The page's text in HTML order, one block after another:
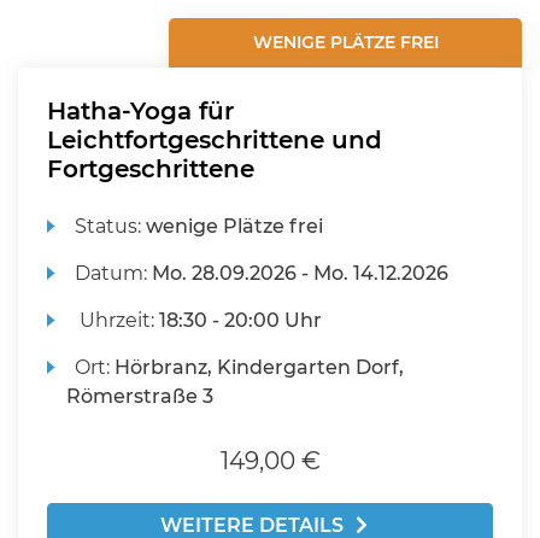
WENIGE PLÄTZE FREI
Hatha-Yoga für
Leichtfortgeschrittene und
Fortgeschrittene
Status:wenige Plätze frei
Datum: Mo. 28.09.2026 - Mo. 14.12.2026
Uhrzeit:18:30 - 20:00 Uhr
Ort: Hörbranz, Kindergarten Dorf,
Römerstraße 3
149,00 €
WEITERE DETAILS